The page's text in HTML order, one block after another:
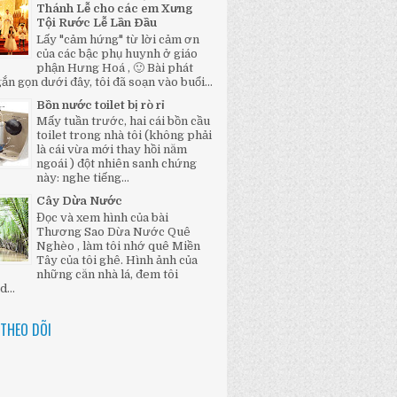
Thánh Lễ cho các em Xưng
Tội Rước Lễ Lần Đầu
Lấy "cảm hứng" từ lời cảm ơn
của các bậc phụ huynh ở giáo
phận Hưng Hoá , 🙂 Bài phát
gọn dưới đây, tôi đã soạn vào buổi...
Bồn nước toilet bị rò rỉ
Mấy tuần trước, hai cái bồn cầu
toilet trong nhà tôi (không phải
là cái vừa mới thay hồi năm
ngoái ) đột nhiên sanh chứng
này: nghe tiếng...
Cây Dừa Nước
Đọc và xem hình của bài
Thương Sao Dừa Nước Quê
Nghèo , làm tôi nhớ quê Miền
Tây của tôi ghê. Hình ảnh của
những căn nhà lá, đem tôi
DÕI